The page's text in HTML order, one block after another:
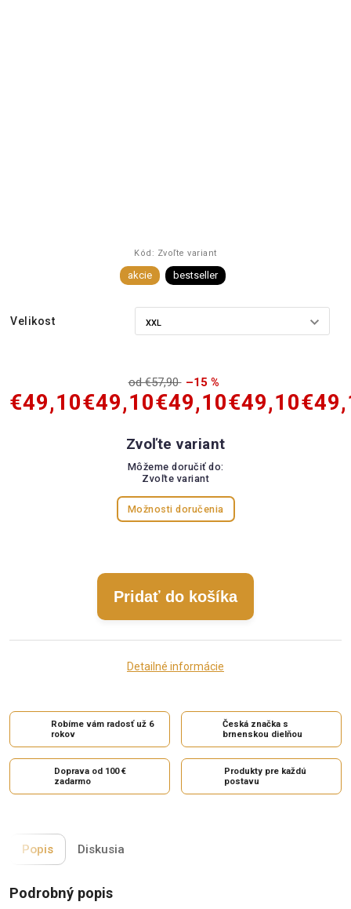
Kód: Zvoľte variant
akcie bestseller
Velikost
od €57,90 –15 %
€49,10€49,10€49,10€49,10
Zvoľte variant
Môžeme doručiť do:
Zvoľte variant
Možnosti doručenia
Pridať do košíka
Detailné informácie
Robíme vám radosť už 6
rokov
Česká značka s
brnenskou dielňou
Doprava od 100 €
zadarmo
Produkty pre každú
postavu
Popis Diskusia
Podrobný popis